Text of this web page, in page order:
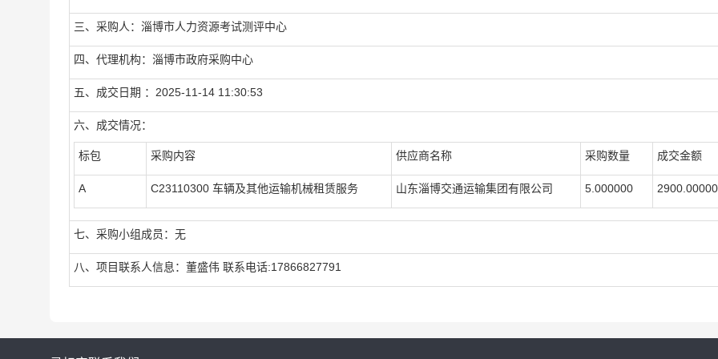
三、采购人：淄博市人力资源考试测评中心
四、代理机构：淄博市政府采购中心
五、成交日期 ：2025-11-14 11:30:53
六、成交情况：
标包 采购内容 供应商名称 采购数量 成交金额
A C23110300 车辆及其他运输机械租赁服务 山东淄博交通运输集团有限公司 5.000000
七、采购小组成员：无
八、项目联系人信息：董盛伟 联系电话:17866827791